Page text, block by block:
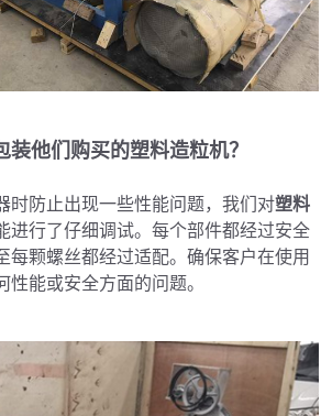
他们购买的塑料造粒机？
时防止出现一些性能问题，我们对塑料
进行了仔细调试。每个部件都经过安全
每颗螺丝都经过适配。确保客户在使用
能或安全方面的问题。